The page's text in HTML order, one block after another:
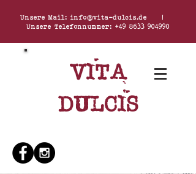
Unsere Mail: info@vita-dulcis.de |
Unsere Telefonnummer: +49 8633 904990
Vita
dulcis